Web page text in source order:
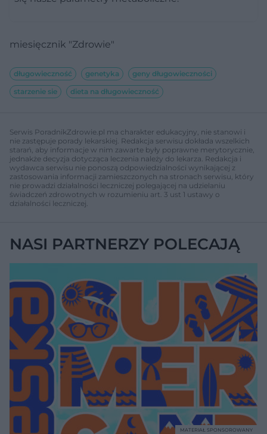
miesięcznik "Zdrowie"
długowieczność genetyka
geny długowieczności
starzenie sie
dieta na długowieczność
Serwis PoradnikZdrowie.pl ma charakter edukacyjny, nie stanowi i
nie zastępuje porady lekarskiej. Redakcja serwisu dokłada wszelkich
starań, aby informacje w nim zawarte były poprawne merytorycznie,
jednakże decyzja dotycząca leczenia należy do lekarza. Redakcja i
wydawca serwisu nie ponoszą odpowiedzialności wynikającej z
zastosowania informacji zamieszczonych na stronach serwisu, który
nie prowadzi działalności leczniczej polegającej na udzielaniu
świadczeń zdrowotnych w rozumieniu art. 3 ust 1 ustawy o
działalności leczniczej.
NASI PARTNERZY POLECAJĄ
MATERIAŁ SPONSOROWANY